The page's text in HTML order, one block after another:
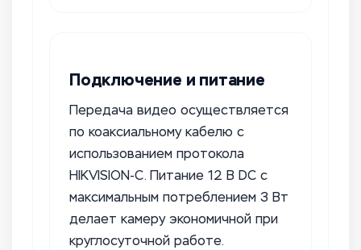
Подключение и питание
Передача видео осуществляется
по коаксиальному кабелю с
использованием протокола
HIKVISION-C. Питание 12 В DC с
максимальным потреблением 3 Вт
делает камеру экономичной при
круглосуточной работе.